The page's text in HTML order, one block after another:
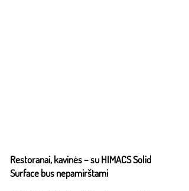
Restoranai, kavinės – su HIMACS Solid
Surface bus nepamirštami